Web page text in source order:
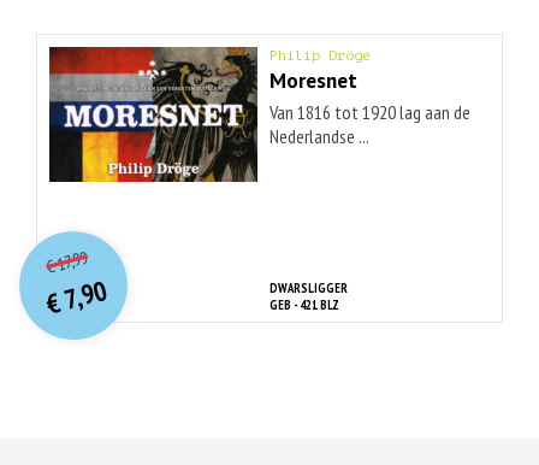
Philip Dröge
Moresnet
Van 1816 tot 1920 lag aan de
Nederlandse ...
DWARSLIGGER
GEB - 421 BLZ
€17,99O
orspr
onkelijke
prijs
was:
€ 17,99.
€7,90
Huidige
prijs
is:
€ 7,90.